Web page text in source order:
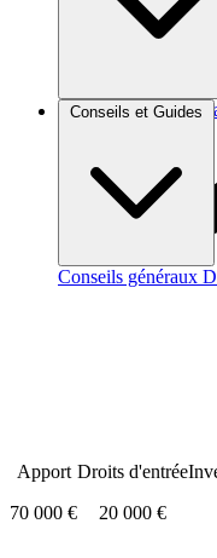
Brèves et actus
Conseils et Guides
Conseils généraux
Apport
70 000 €
Droits d'entrée
20 000 €